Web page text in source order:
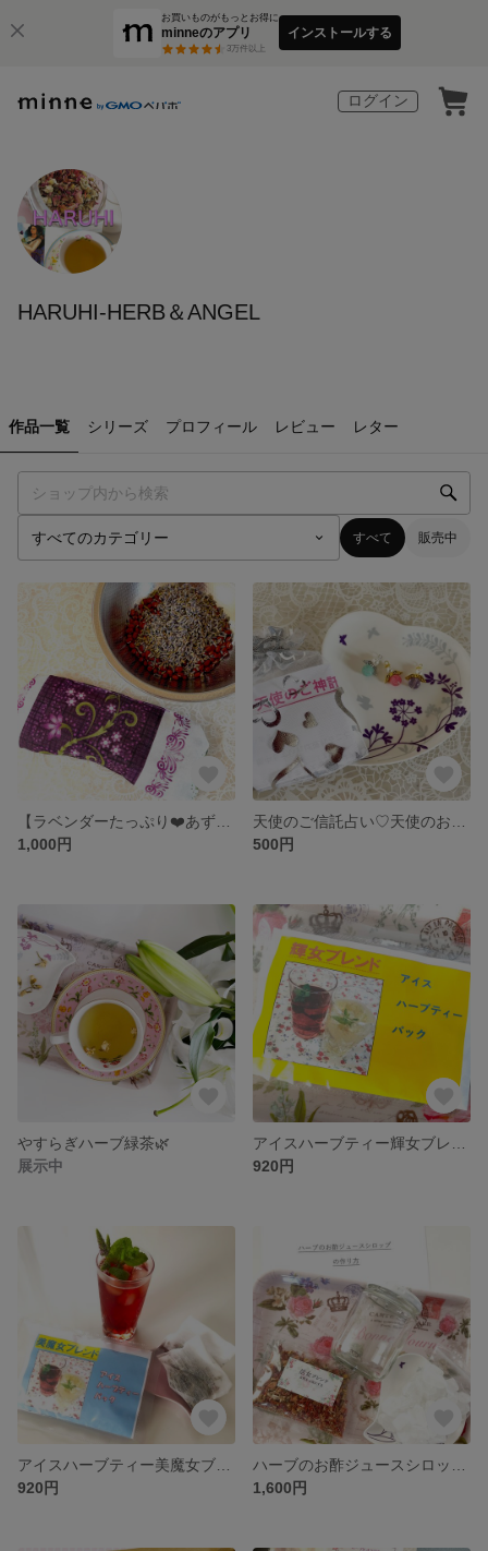
お買いものがもっとお得に
minneのアプリ
3万件以上
インストールする
ログイン
HARUHI-HERB＆ANGEL
作品一覧 シリーズ プロフィール レビュー レター
すべて 販売中
1,000円
500円
やすらぎハーブ緑茶🌿
展示中
920円
920円
1,600円